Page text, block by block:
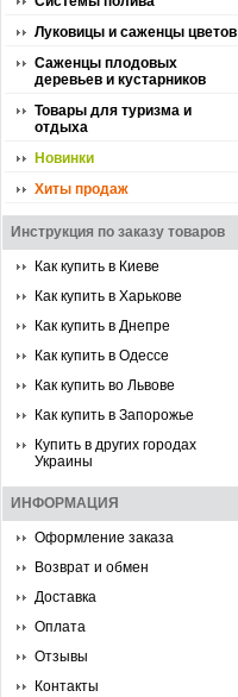
Луковицы и саженцы цветов
Саженцы плодовых
деревьев и кустарников
Товары для туризма и
отдыха
Новинки
Хиты продаж
Инструкция по заказу товаров
Как купить в Киеве
Как купить в Харькове
Как купить в Днепре
Как купить в Одессе
Как купить во Львове
Как купить в Запорожье
Купить в других городах
Украины
ИНФОРМАЦИЯ
Оформление заказа
Возврат и обмен
Доставка
Оплата
Отзывы
Контакты